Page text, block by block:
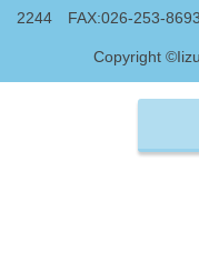
2244 FAX:026-253-8693
Copyright